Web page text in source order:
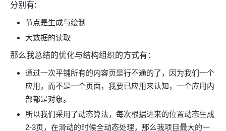
分别有:
节点是生成与绘制
大数据的读取
那么我总结的优化与结构组织的方式有：
通过一次平铺所有的内容页是行不通的了，因为我们一个
应用，而不是一个页面，我要已应用来认知，一个应用内
部都是对象。
所以我们采用了动态算法，每次根据进来的位置动态生成
2-3页，在滑动的时候全动态处理，那么我项目最大的一